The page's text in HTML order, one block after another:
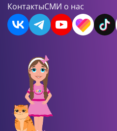
КонтактыСМИ о нас